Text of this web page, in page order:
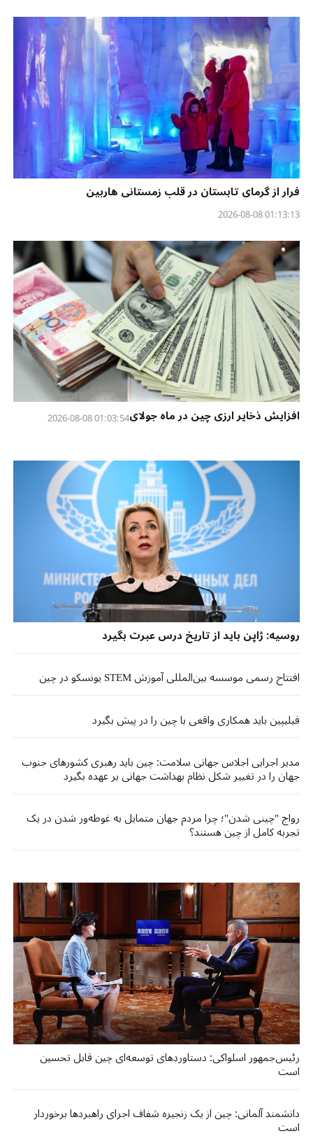
فرار از گرمای تابستان در قلب زمستانی هاربین
01:13:13 2026-08-08
افزایش ذخایر ارزی چین در ماه جولای01:03:54 2026-08-08
روسیه: ژاپن باید از تاریخ درس عبرت بگیرد
افتتاح رسمی موسسه بین‌المللی آموزش STEM یونسکو در چین
فیلیپین باید همکاری واقعی با چین را در پیش بگیرد
مدیر اجرایی اجلاس جهانی سلامت: چین باید رهبری کشورهای جنوب
جهان را در تغییر شکل نظام بهداشت جهانی بر عهده بگیرد
رواج "چینی شدن"؛ چرا مردم جهان متمایل به غوطه‌ور شدن در یک
تجربه کامل از چین هستند؟
رئیس‌جمهور اسلواکی: دستاوردهای توسعه‌ای چین قابل تحسین
است
دانشمند آلمانی: چین از یک زنجیره شفاف اجرای راهبردها برخوردار
است